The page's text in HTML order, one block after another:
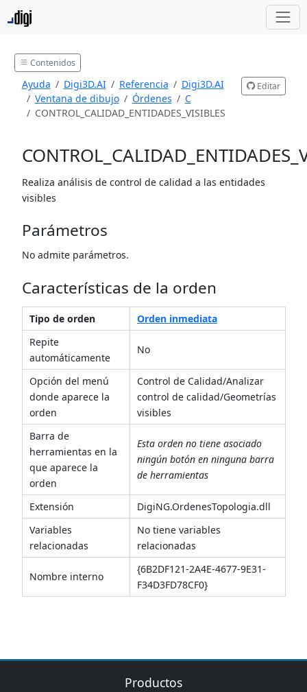
Contenidos
Ayuda Digi3D.AI Referencia
Digi3D.AI
Ventana de dibujo
Órdenes
C
CONTROL_CALIDAD_ENTIDADES_VISIBLES
Editar
Realiza análisis de control de calidad a las entidades
visibles
Parámetros
No admite parámetros.
Características de la orden
Tipo de orden
Orden inmediata
Repite
automáticamente
No
Opción del menú
donde aparece la
orden
Control de Calidad/Analizar
control de calidad/Geometrías
visibles
Barra de
herramientas en la
que aparece la
orden
Esta orden no tiene asociado
ningún botón en ninguna barra
de herramientas
Extensión
DigiNG.OrdenesTopologia.dll
Variables
relacionadas
No tiene variables
relacionadas
Nombre interno
{6B2DF121-2A4E-4677-9E31-
F34D3FD78CF0}
Productos